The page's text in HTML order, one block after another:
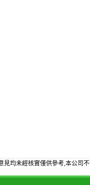
均未經核實僅供參考,本公司